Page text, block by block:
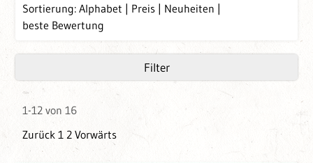
Sortierung: Alphabet Preis
Neuheiten
beste Bewertung
Filter
1-12 von 16
Zurück 1 2 Vorwärts